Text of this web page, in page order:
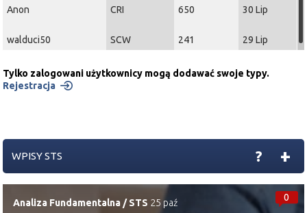
Anon CRI 650 30 Lip
walduci50 SCW 241 29 Lip
Tylko zalogowani użytkownicy mogą dodawać swoje typy.
Rejestracja
WPISY STS +
?
0
Analiza Fundamentalna /STS 25 paź